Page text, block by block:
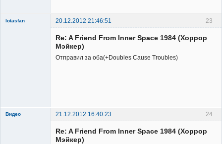
23
lotasfan
20.12.2012 21:46:51
Re: A Friend From Inner Space 1984 (Хоррор
Мэйкер)
Отправил за оба(+Doubles Cause Troubles)
24
Видео 21.12.2012 16:40:23
Re: A Friend From Inner Space 1984 (Хоррор
Мэйкер)